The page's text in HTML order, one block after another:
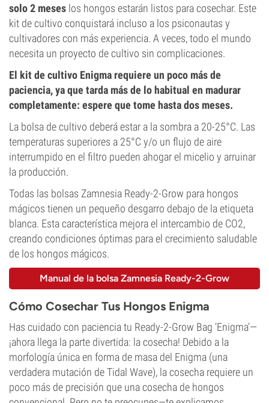
solo 2 meses los hongos estarán listos para cosechar. Este
kit de cultivo conquistará incluso a los psiconautas y
cultivadores con más experiencia. A veces, todo el mundo
necesita un proyecto de cultivo sin complicaciones.
El kit de cultivo Enigma requiere un poco más de
paciencia, ya que tarda más de lo habitual en madurar
completamente: espere que tome hasta dos meses.
La bolsa de cultivo deberá estar a la sombra a 20-25°C. Las
temperaturas superiores a 25°C y/o un flujo de aire
interrumpido en el filtro pueden ahogar el micelio y arruinar
la producción.
Todas las bolsas Zamnesia Ready-2-Grow para hongos
mágicos tienen un pequeño desgarro debajo de la etiqueta
blanca. Esta característica mejora el intercambio de CO2,
creando condiciones óptimas para el crecimiento saludable
de los hongos mágicos.
Manual de la bolsa Zamnesia Ready-2-Grow
Cómo Cosechar Tus Hongos Enigma
Has cuidado con paciencia tu Ready-2-Grow Bag ‘Enigma’—
¡ahora llega la parte divertida: la cosecha! Debido a la
morfología única en forma de masa del Enigma (una
verdadera mutación de Tidal Wave), la cosecha requiere un
poco más de precisión que una cosecha de hongos